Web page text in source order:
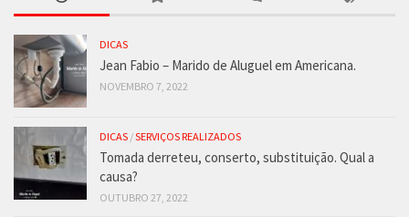
DICAS
Jean Fabio – Marido de Aluguel em Americana.
NOVEMBRO 7, 2022
DICAS /SERVIÇOS REALIZADOS
Tomada derreteu, conserto, substituição. Qual a
causa?
OUTUBRO 27, 2022